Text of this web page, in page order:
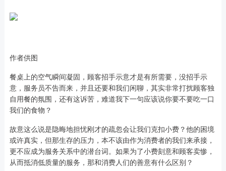
作者供图
餐桌上的空气瞬间凝固，顾客招手示意才是有所需要，没招手示
意，服务员不告而来，并且还要和我们闲聊，其实非常打扰顾客独
自用餐的氛围，还有这诉苦，难道我下一句应该说你要不要吃一口
我们的食物？
故意这么说是隐晦地担忧刚才的疏忽会让我们克扣小费？他的困境
或许真实，但那生存的压力，本不该由作为消费者的我们来承接，
更不应成为服务关系中的潜台词。如果为了小费刻意和顾客卖惨，
从而抵消低质量的服务，那和消费人们的善意有什么区别？